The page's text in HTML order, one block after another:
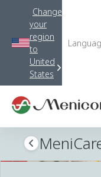
Change
your
region
to
United
States